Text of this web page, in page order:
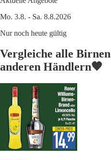
Mo. 3.8. - Sa. 8.8.2026
Nur noch heute gültig
Vergleiche alle
anderen Händlern🧡